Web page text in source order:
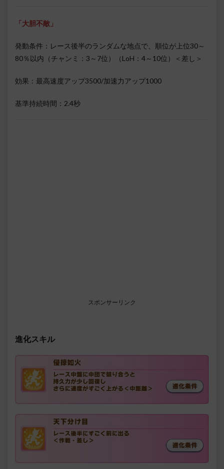
「大胆不敵」
発動条件：レース後半のランダムな地点で、順位が上位30～
80％以内（チャンミ：3～7位）（LoH：4～10位）＜差し＞
効果：最高速度アップ3500/加速力アップ1000
基準持続時間：2.4秒
スポンサーリンク
進化スキル